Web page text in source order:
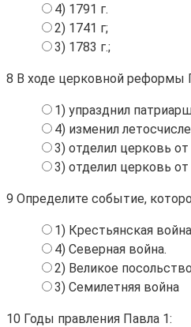
4) 1791 г.
2) 1741 г;
3) 1783 г.;
8 В ходе церковной реформы
1) упразднил
4) изменил
3) отделил церковь
3) отделил церковь
9 Определите событие,
1) Крестьянская
4) Северная война.
2) Великое
3) Семилетняя война
10 Годы правления Павла 1: